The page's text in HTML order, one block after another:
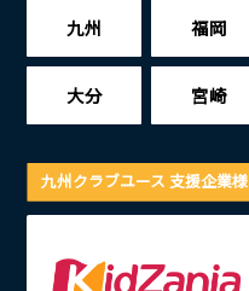
九州 福岡
大分 宮崎
九州クラブユース 支援企業様